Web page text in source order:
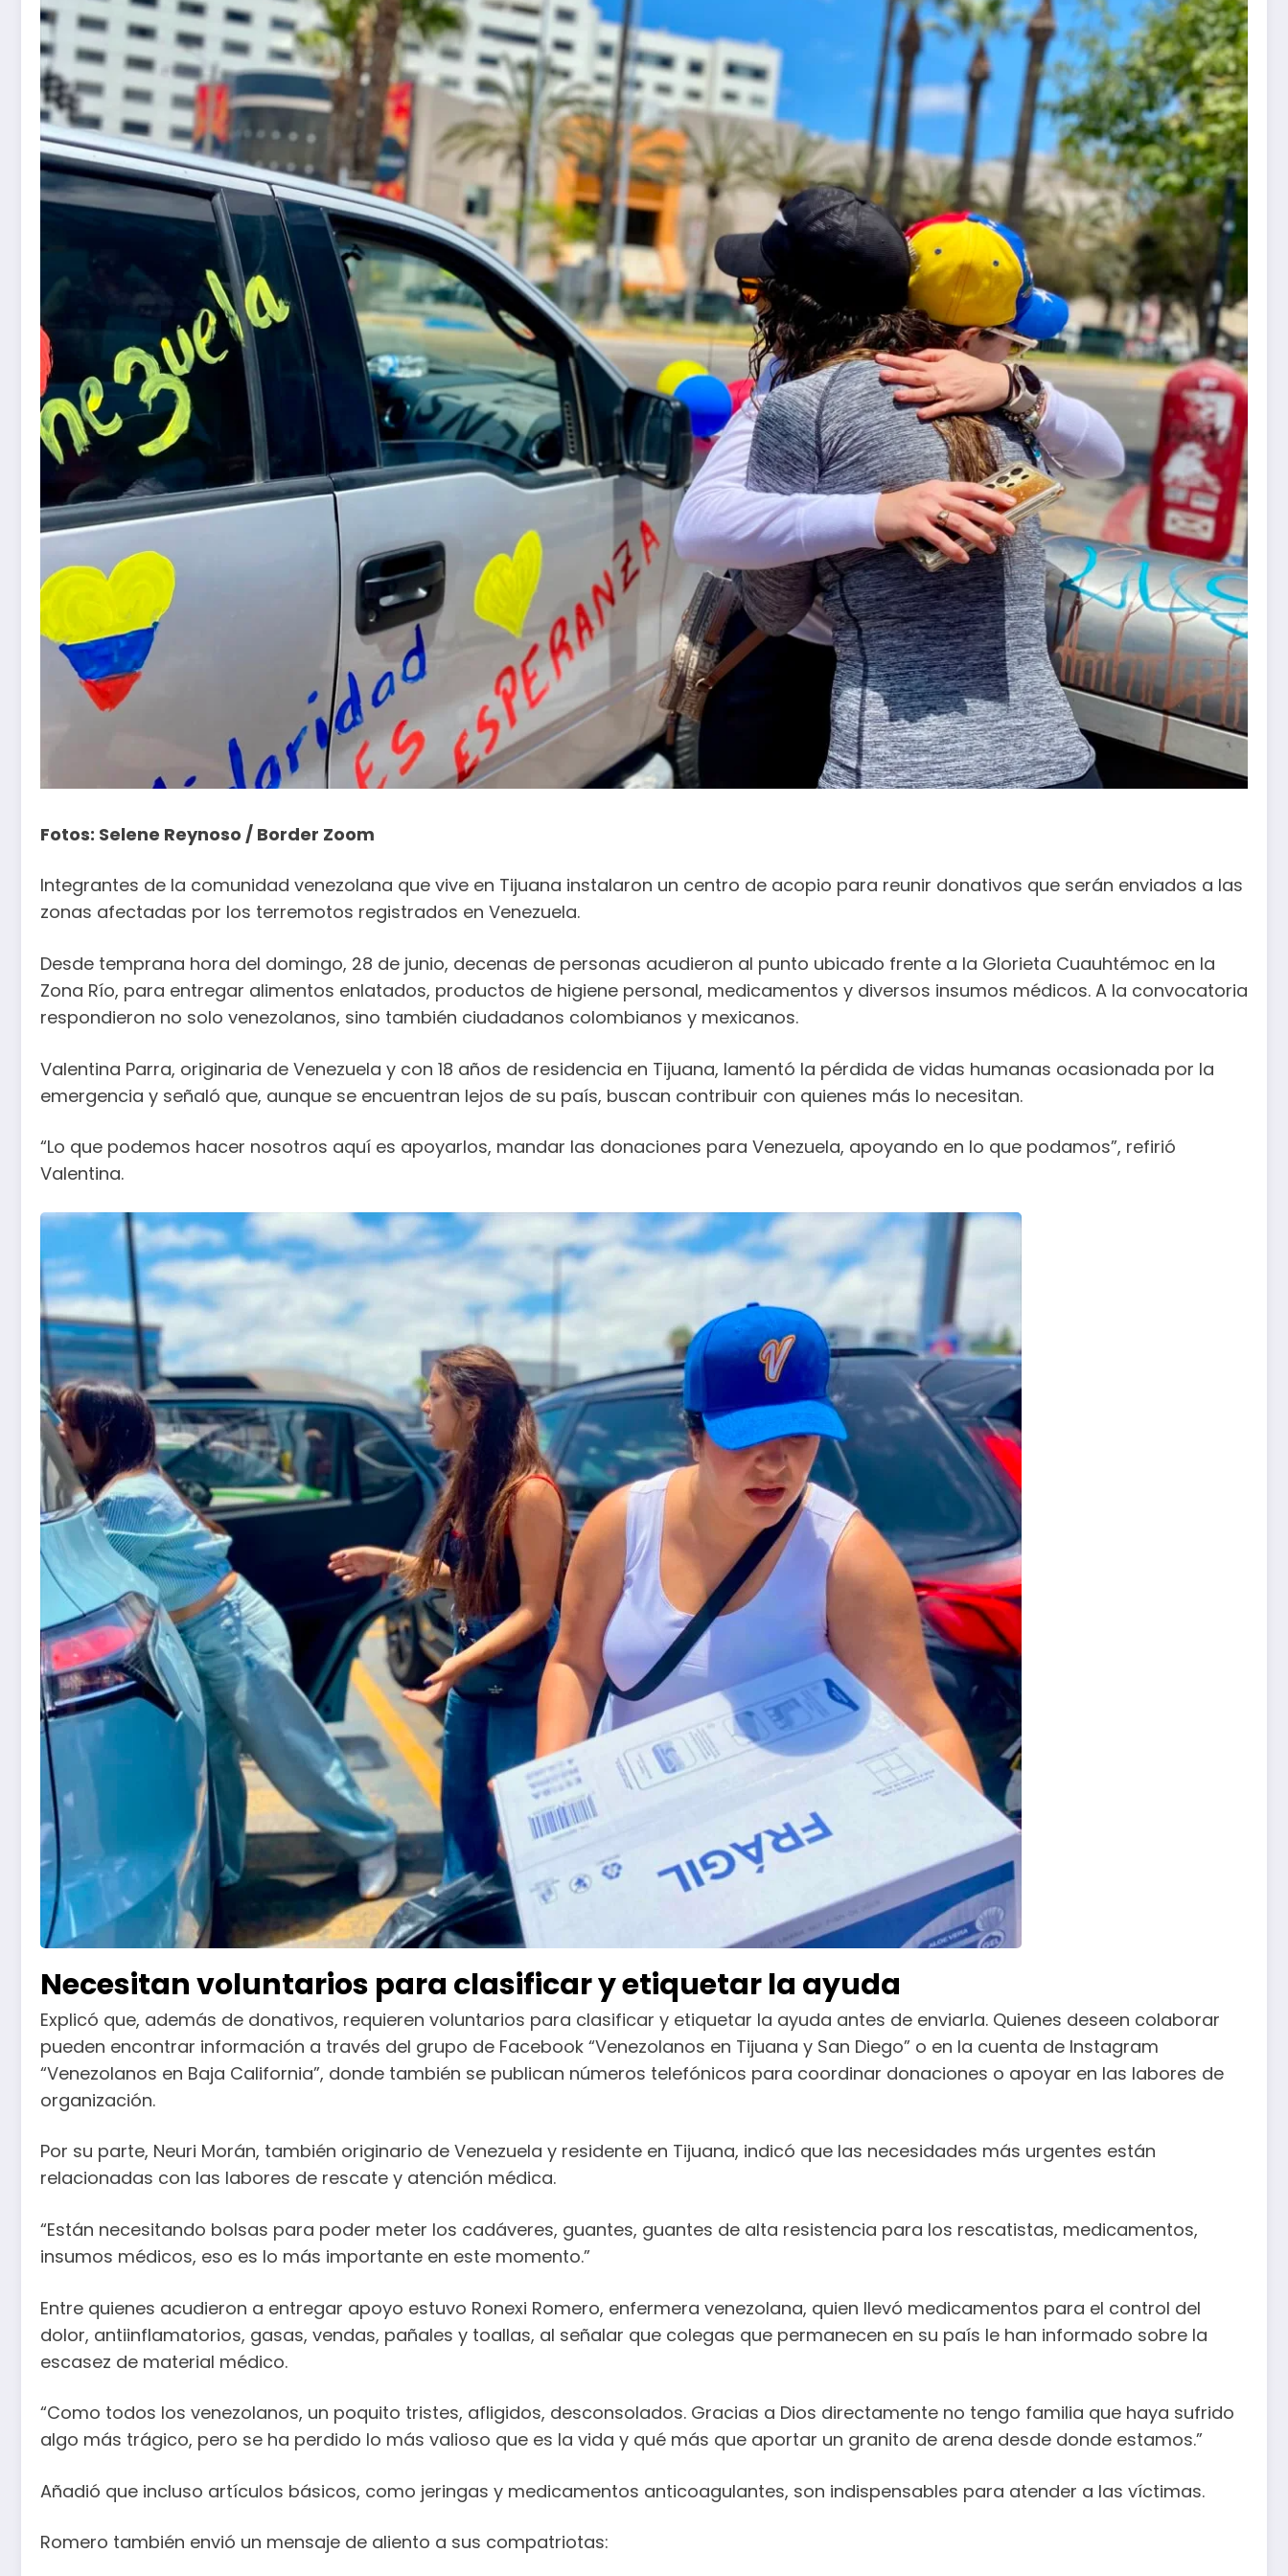
Fotos: Selene Reynoso / Border Zoom
Integrantes de la comunidad venezolana que vive en Tijuana instalaron un centro de acopio para reunir donativos que serán enviados a las
zonas afectadas por los terremotos registrados en Venezuela.
Desde temprana hora del domingo, 28 de junio, decenas de personas acudieron al punto ubicado frente a la Glorieta Cuauhtémoc en la
Zona Río, para entregar alimentos enlatados, productos de higiene personal, medicamentos y diversos insumos médicos. A la convocatoria
respondieron no solo venezolanos, sino también ciudadanos colombianos y mexicanos.
Valentina Parra, originaria de Venezuela y con 18 años de residencia en Tijuana, lamentó la pérdida de vidas humanas ocasionada por la
emergencia y señaló que, aunque se encuentran lejos de su país, buscan contribuir con quienes más lo necesitan.
“Lo que podemos hacer nosotros aquí es apoyarlos, mandar las donaciones para Venezuela, apoyando en lo que podamos”, refirió
Valentina.
Necesitan voluntarios para clasificar y etiquetar la ayuda
Explicó que, además de donativos, requieren voluntarios para clasificar y etiquetar la ayuda antes de enviarla. Quienes deseen colaborar
pueden encontrar información a través del grupo de Facebook “Venezolanos en Tijuana y San Diego” o en la cuenta de Instagram
“Venezolanos en Baja California”, donde también se publican números telefónicos para coordinar donaciones o apoyar en las labores de
organización.
Por su parte, Neuri Morán, también originario de Venezuela y residente en Tijuana, indicó que las necesidades más urgentes están
relacionadas con las labores de rescate y atención médica.
“Están necesitando bolsas para poder meter los cadáveres, guantes, guantes de alta resistencia para los rescatistas, medicamentos,
insumos médicos, eso es lo más importante en este momento.”
Entre quienes acudieron a entregar apoyo estuvo Ronexi Romero, enfermera venezolana, quien llevó medicamentos para el control del
dolor, antiinflamatorios, gasas, vendas, pañales y toallas, al señalar que colegas que permanecen en su país le han informado sobre la
escasez de material médico.
“Como todos los venezolanos, un poquito tristes, afligidos, desconsolados. Gracias a Dios directamente no tengo familia que haya sufrido
algo más trágico, pero se ha perdido lo más valioso que es la vida y qué más que aportar un granito de arena desde donde estamos.”
Añadió que incluso artículos básicos, como jeringas y medicamentos anticoagulantes, son indispensables para atender a las víctimas.
Romero también envió un mensaje de aliento a sus compatriotas: